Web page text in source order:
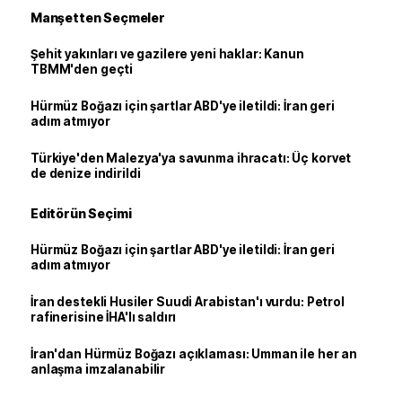
Manşetten Seçmeler
Şehit yakınları ve gazilere yeni haklar: Kanun
TBMM'den geçti
Hürmüz Boğazı için şartlar ABD'ye iletildi: İran geri
adım atmıyor
Türkiye'den Malezya'ya savunma ihracatı: Üç korvet
de denize indirildi
Editörün Seçimi
Hürmüz Boğazı için şartlar ABD'ye iletildi: İran geri
adım atmıyor
İran destekli Husiler Suudi Arabistan'ı vurdu: Petrol
rafinerisine İHA'lı saldırı
İran'dan Hürmüz Boğazı açıklaması: Umman ile her an
anlaşma imzalanabilir